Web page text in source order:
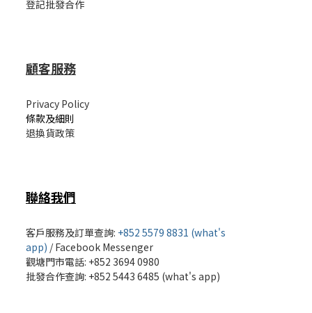
登記批發合作
顧客服務
Privacy Policy
條款及細則
退換貨政策
聯絡我們
客戶服務及訂單查詢: +852 5579 8831 (what's
app) /Facebook Messenger
觀塘門市電話: +852 3694 0980
批發合作查詢: +852 5443 6485 (what's app)